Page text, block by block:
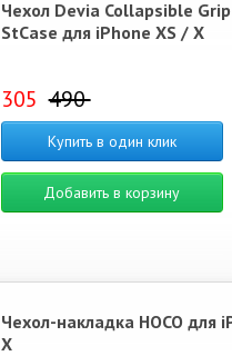
Чехол Devia Collapsible Grip
StCase для iPhone XS / X
305 490
Купить в один клик
Добавить в корзину
Чехол-накладка HOCO для
X